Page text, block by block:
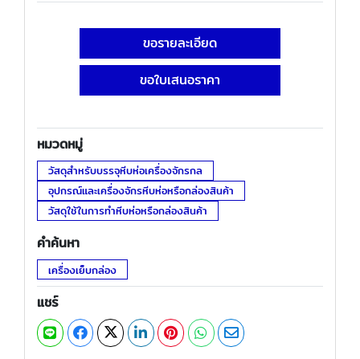
ขอรายละเอียด
ขอใบเสนอราคา
หมวดหมู่
วัสดุสำหรับบรรจุหีบห่อเครื่องจักรกล
อุปกรณ์และเครื่องจักรหีบห่อหรือกล่องสินค้า
วัสดุใช้ในการทำหีบห่อหรือกล่องสินค้า
คำค้นหา
เครื่องเย็บกล่อง
แชร์